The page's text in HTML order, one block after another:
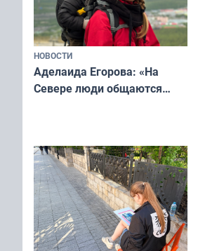
НОВОСТИ
Аделаида Егорова: «На
Севере люди общаются